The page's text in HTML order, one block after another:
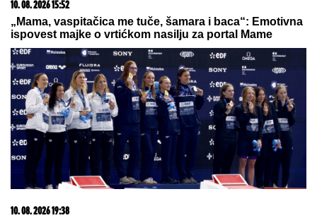
09. 07. 2026 09:20
Komfor po meri klijenata: nova linija paketa ALTA
banke